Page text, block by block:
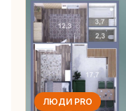
ЛЮДИ PRO